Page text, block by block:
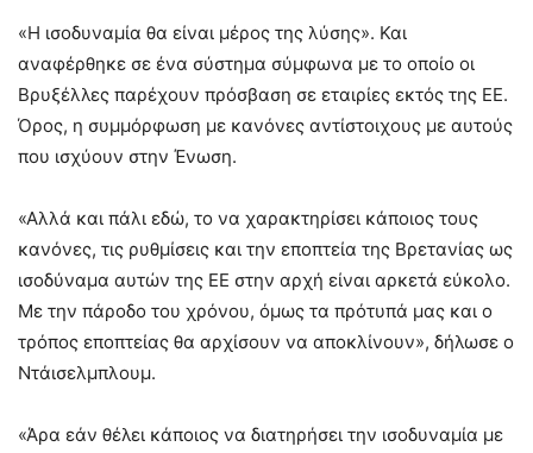
«Η ισοδυναμία θα είναι μέρος της λύσης». Και
αναφέρθηκε σε ένα σύστημα σύμφωνα με το οποίο οι
Βρυξέλλες παρέχουν πρόσβαση σε εταιρίες εκτός της ΕΕ.
Όρος, η συμμόρφωση με κανόνες αντίστοιχους με αυτούς
που ισχύουν στην Ένωση.
«Αλλά και πάλι εδώ, το να χαρακτηρίσει κάποιος τους
κανόνες, τις ρυθμίσεις και την εποπτεία της Βρετανίας ως
ισοδύναμα αυτών της ΕΕ στην αρχή είναι αρκετά εύκολο.
Με την πάροδο του χρόνου, όμως τα πρότυπά μας και ο
τρόπος εποπτείας θα αρχίσουν να αποκλίνουν», δήλωσε ο
Ντάισελμπλουμ.
«Άρα εάν θέλει κάποιος να διατηρήσει την ισοδυναμία με